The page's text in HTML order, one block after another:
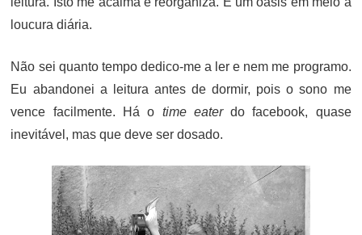
loucura diária.
Não sei quanto tempo dedico-me a ler e nem me programo.
Eu abandonei a leitura antes de dormir, pois o sono me
vence facilmente. Há o time eaterdo facebook, quase
inevitável, mas que deve ser dosado.